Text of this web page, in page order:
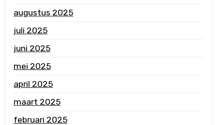
augustus 2025
juli 2025
juni 2025
mei 2025
april 2025
maart 2025
februari 2025